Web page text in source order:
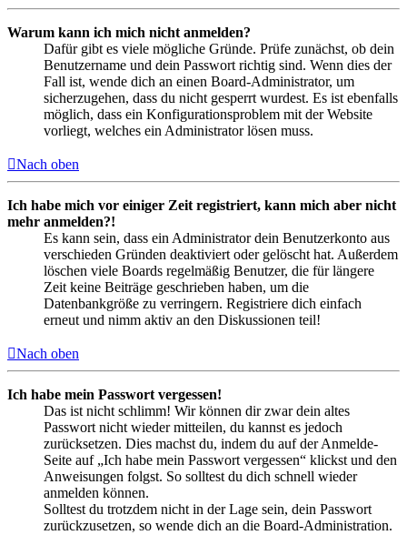
Warum kann ich mich nicht anmelden?
Dafür gibt es viele mögliche Gründe. Prüfe zunächst, ob dein
Benutzername und dein Passwort richtig sind. Wenn dies der
Fall ist, wende dich an einen Board-Administrator, um
sicherzugehen, dass du nicht gesperrt wurdest. Es ist ebenfalls
möglich, dass ein Konfigurationsproblem mit der Website
vorliegt, welches ein Administrator lösen muss.
Nach oben
Ich habe mich vor einiger Zeit registriert, kann mich aber nicht
mehr anmelden?!
Es kann sein, dass ein Administrator dein Benutzerkonto aus
verschieden Gründen deaktiviert oder gelöscht hat. Außerdem
löschen viele Boards regelmäßig Benutzer, die für längere
Zeit keine Beiträge geschrieben haben, um die
Datenbankgröße zu verringern. Registriere dich einfach
erneut und nimm aktiv an den Diskussionen teil!
Nach oben
Ich habe mein Passwort vergessen!
Das ist nicht schlimm! Wir können dir zwar dein altes
Passwort nicht wieder mitteilen, du kannst es jedoch
zurücksetzen. Dies machst du, indem du auf der Anmelde-
Seite auf „Ich habe mein Passwort vergessen“ klickst und den
Anweisungen folgst. So solltest du dich schnell wieder
anmelden können.
Solltest du trotzdem nicht in der Lage sein, dein Passwort
zurückzusetzen, so wende dich an die Board-Administration.